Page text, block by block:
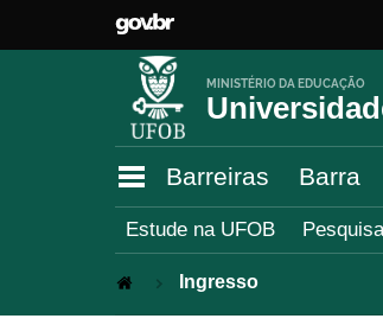
MINISTÉRIO DA EDUCAÇÃO
Barreiras Barra
Estude na UFOB Pesquisa
Ingresso